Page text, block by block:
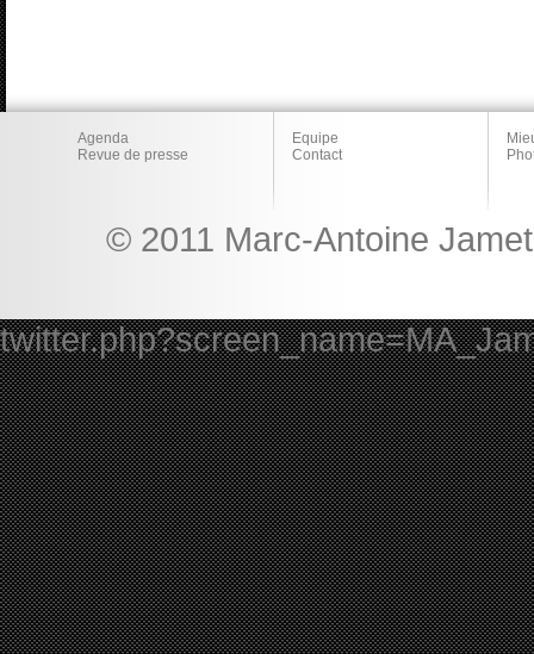
Agenda
Revue de presse
Equipe
Contact
© 2011 Marc-Antoine